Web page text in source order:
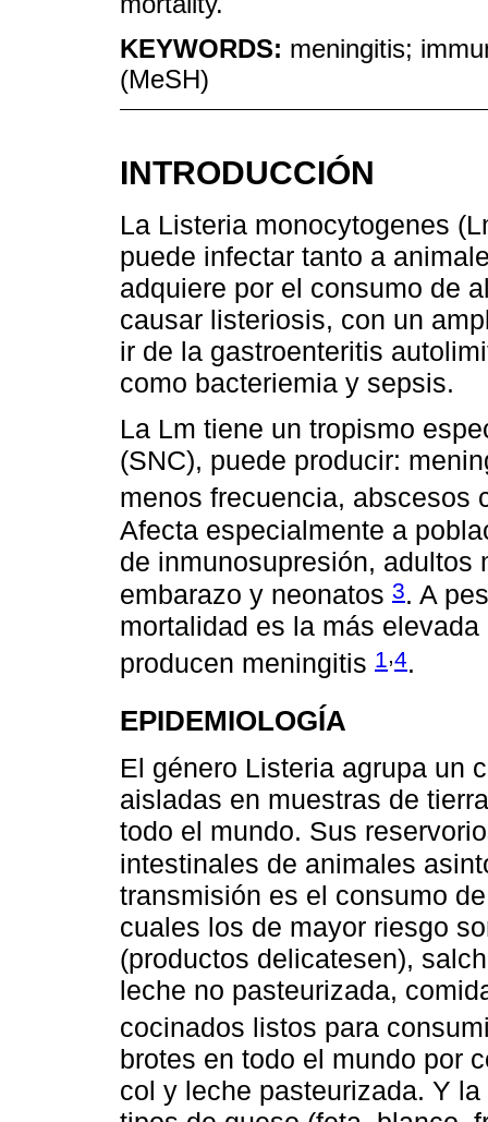
KEYWORDS: meningitis;
(MeSH)
INTRODUCCIÓN
La Listeria monocytogenes
puede infectar tanto a
adquiere por el consumo de
causar listeriosis, con un
ir de la gastroenteritis
como bacteriemia y sepsis.
La Lm tiene un tropismo
(SNC), puede producir:
menos frecuencia,
Afecta especialmente a
de inmunosupresión, adultos
embarazo y neonatos 3. A
mortalidad es la más
producen meningitis 1,4.
EPIDEMIOLOGÍA
El género Listeria agrupa un
aisladas en muestras de
todo el mundo. Sus
intestinales de animales
transmisión es el consumo
cuales los de mayor riesgo
(productos delicatesen),
leche no pasteurizada,
cocinados listos para
brotes en todo el mundo por
col y leche pasteurizada. Y